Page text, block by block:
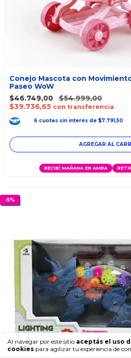
Al navegar por este sitio aceptás el uso
cookies para agilizar tu experiencia de
Conejo Mascota con
Paseo WoW
$46.749,00
$54.999,00
$39.736,65 con transferencia
6 cuotas sin interés de $7.791,50
RECIBÍ MAÑANA EN AMBA
-5%